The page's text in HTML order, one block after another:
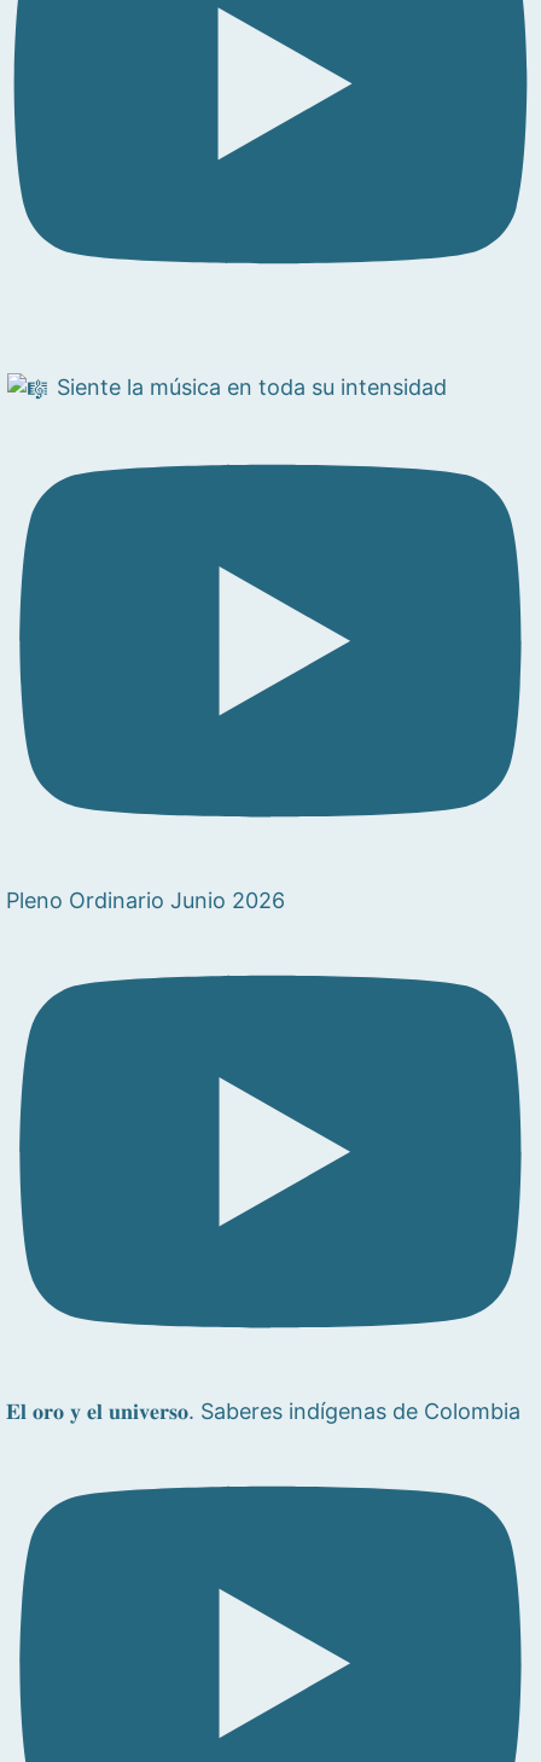
Siente la música en toda su intensidad
Pleno Ordinario Junio 2026
𝐄𝐥 𝐨𝐫𝐨 𝐲 𝐞𝐥 𝐮𝐧𝐢𝐯𝐞𝐫𝐬𝐨. Saberes indígenas de Colombia